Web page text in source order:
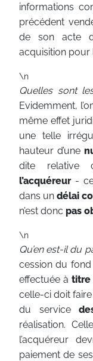
informations
précédent
de son acte
acquisition pour
\n
Quelles sont
Evidemment,
même effet
une telle
hauteur d’une
dite relative
l’acquéreur -
dans undélai
n’est donc pas
\n
Qu’en est-il du
cession du
effectuée à titre
celle-ci doit faire
du service
réalisation.
l’acquéreur
paiement de